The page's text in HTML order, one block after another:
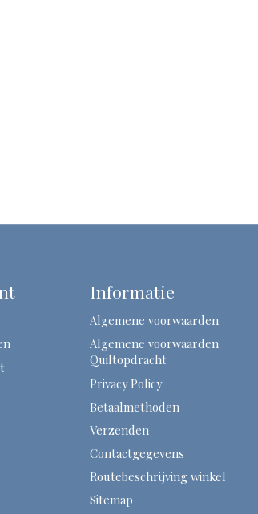
Informatie
Algemene voorwaarden
Algemene voorwaarden
Quiltopdracht
Privacy Policy
Betaalmethoden
Verzenden
Contactgegevens
Routebeschrijving winkel
Sitemap